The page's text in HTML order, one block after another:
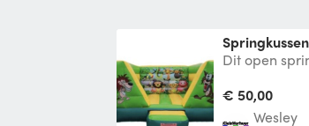
Springkussen
Dit open
€ 50,00
Wesley